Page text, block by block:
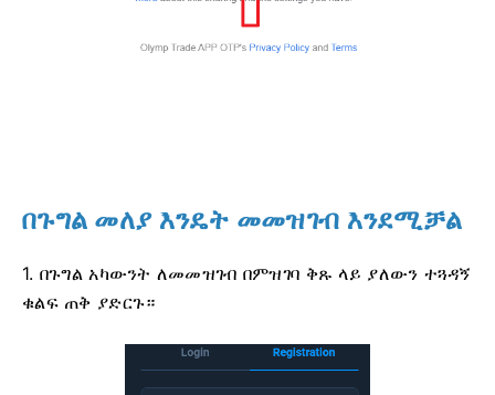
በጉግል መለያ እንዴት መመዝገብ እንደሚቻል
1. በጉግል አካውንት ለመመዝገብ በምዝገባ ቅጹ ላይ ያለውን ተጓዳኝ
ቁልፍ ጠቅ ያድርጉ።